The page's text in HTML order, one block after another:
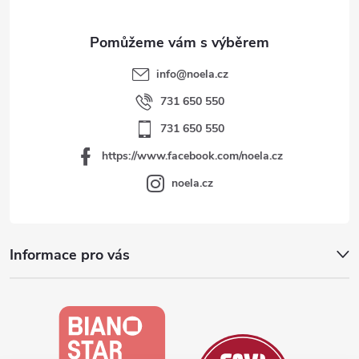
Informace pro vás
info@noela.cz
731 650 550
731 650 550
https://www.facebook.com/noela.cz
noela.cz